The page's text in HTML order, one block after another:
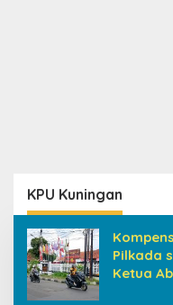
KPU Kuningan
Pilkada
Ketua